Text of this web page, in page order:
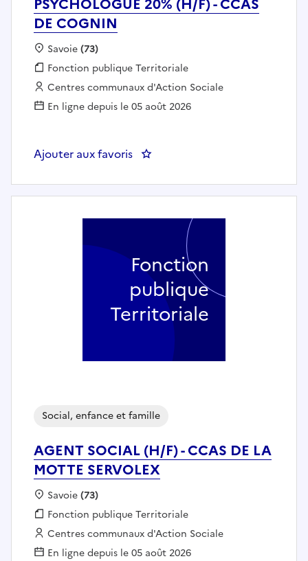
DE COGNIN
Localisation :
Savoie(73)
Fonction publique :
Fonction publique Territoriale
Employeur :
Centres communaux d'Action Sociale
En ligne depuis le 05 août 2026
Ajouter aux favoris : PSYCHOLOGUE 20% (H/F) -
AGENT SOCIAL (H/F) - CCAS DE LA
MOTTE SERVOLEX
Social, enfance et famille
Localisation :
Savoie(73)
Fonction publique :
Fonction publique Territoriale
Employeur :
Centres communaux d'Action Sociale
En ligne depuis le 05 août 2026
Fonction
publique
Territoriale